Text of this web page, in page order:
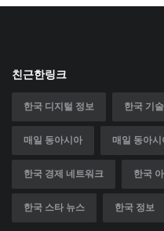
친근한링크
한국 디지털 정보 한국 기
매일 동아시아 매일 동아시
한국 경제 네트워크 한국
한국 스타 뉴스 한국 정보